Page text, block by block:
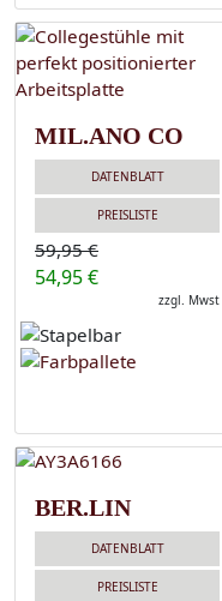
MIL.ANO CO
DATENBLATT
PREISLISTE
59,95 €
54,95 €
zzgl. Mwst
BER.LIN
DATENBLATT
PREISLISTE